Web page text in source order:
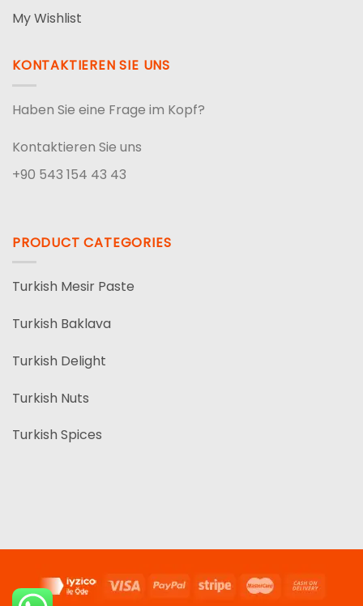
My Wishlist
KONTAKTIEREN SIE UNS
Haben Sie eine Frage im Kopf?
Kontaktieren Sie uns
+90 543 154 43 43
PRODUCT CATEGORIES
Turkish Mesir Paste
Turkish Baklava
Turkish Delight
Turkish Nuts
Turkish Spices